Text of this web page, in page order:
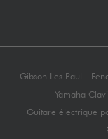
Gibson Les Paul
Yamaha
Guitare électrique